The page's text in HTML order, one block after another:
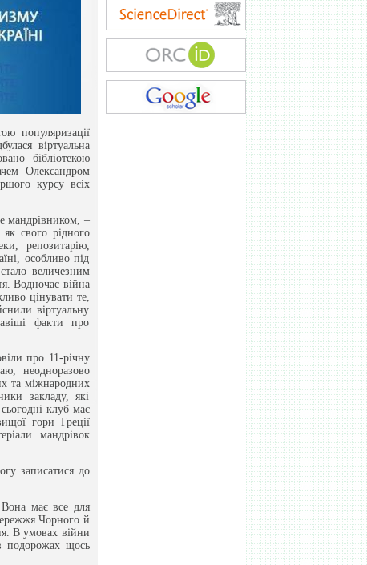
популяризації
віртуальна
бібліотекою
Олександром
курсу всіх
мандрівником, –
свого рідного
репозитарію,
особливо під
величезним
Водночас війна
цінувати те,
віртуальну
факти про
про 11-річну
неодноразово
та міжнародних
закладу, які
клуб має
гори Греції
мандрівок
записатися до
Вона має все для
Чорного й
В умовах війни
подорожах щось